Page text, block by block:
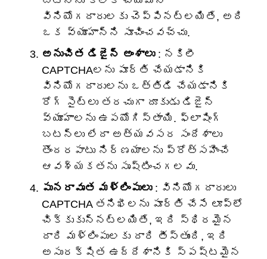
వినియోగదారులకు చెప్పినట్లయితే, అది
ఒక వ్యూహాన్ని సూచించవచ్చు.
అనుచిత డిజైన్ అంశాలు: నకిలీ
CAPTCHAలను పూర్తి చేయడానికి
వినియోగదారులను ఒత్తిడి చేయడానికి
రోగ్ సైట్‌లు తరచుగా దూకుడు డిజైన్
వ్యూహాలను ఉపయోగిస్తాయి. ఫ్లాషింగ్
బటన్లు లేదా అత్యవసర సందేశాలు
తొందరపాటు నిర్ణయాలను ప్రోత్సహించే
ఆవశ్యకతను సృష్టించగలవు.
పునరావృత మళ్లింపులు: వినియోగదారులు
CAPTCHA తనిఖీలను పూర్తి చేసే లూప్‌లో
చిక్కుకున్నట్లయితే, ఇది స్థిరమైన
దారి మళ్లింపులకు దారి తీస్తుంది, ఇది
అసురక్షిత ఉద్దేశానికి స్పష్టమైన